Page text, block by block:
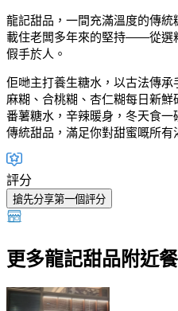
龍記甜品，一間充滿溫度的傳
載住老闆多年來的堅持——從選
假手於人。
佢哋主打養生糖水，以古法傳
麻糊、合桃糊、杏仁糊每日新
番薯糖水，辛辣暖身，冬天食
傳統甜品，滿足你對甜蜜嘅所有
評分
搶先分享第一個評分
更多龍記甜品附近